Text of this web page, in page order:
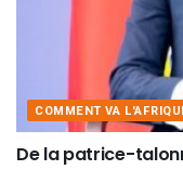
COMMENT VA
De la patrice-